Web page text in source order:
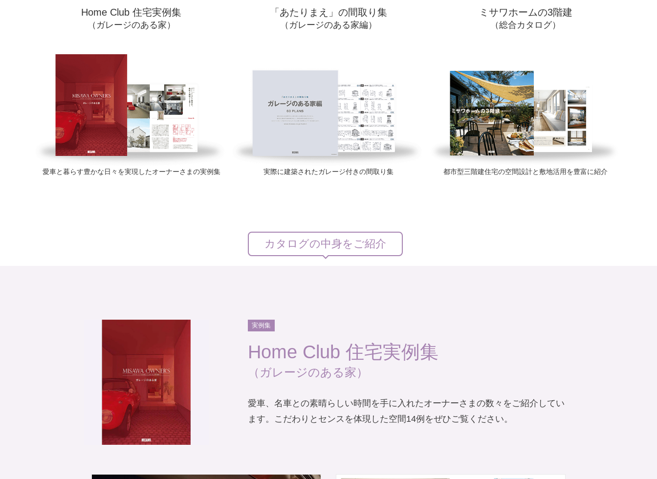
Home Club 住宅実例集
（ガレージのある家）
愛車と暮らす豊かな日々を実現したオーナーさまの実例集
「あたりまえ」の間取り集
（ガレージのある家編）
実際に建築されたガレージ付きの間取り集
ミサワホームの3階建
（総合カタログ）
都市型三階建住宅の空間設計と敷地活用を豊富に紹介
カタログの中身をご紹介
実例集
Home Club 住宅実例集
（ガレージのある家）
愛車、名車との素晴らしい時間を手に入れたオーナーさまの数々をご紹介してい
ます。こだわりとセンスを体現した空間14例をぜひご覧ください。